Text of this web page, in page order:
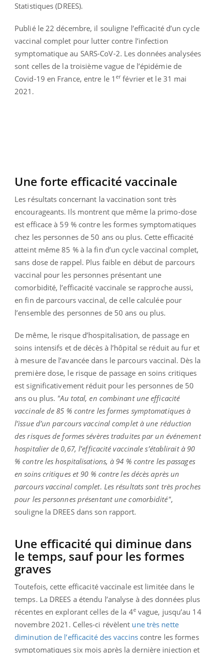
Statistiques (DREES).
Publié le 22 décembre, il souligne l’efficacité d’un cycle
vaccinal complet pour lutter contre l’infection
symptomatique au SARS-CoV-2. Les données analysées
sont celles de la troisième vague de l’épidémie de
Covid-19 en France, entre le 1erfévrier et le 31 mai
2021.
Une forte efficacité vaccinale
Les résultats concernant la vaccination sont très
encourageants. Ils montrent que même la primo-dose
est efficace à 59 % contre les formes symptomatiques
chez les personnes de 50 ans ou plus. Cette efficacité
atteint même 85 % à la fin d’un cycle vaccinal complet,
sans dose de rappel. Plus faible en début de parcours
vaccinal pour les personnes présentant une
comorbidité, l’efficacité vaccinale se rapproche aussi,
en fin de parcours vaccinal, de celle calculée pour
l’ensemble des personnes de 50 ans ou plus.
De même, le risque d’hospitalisation, de passage en
soins intensifs et de décès à l’hôpital se réduit au fur et
à mesure de l’avancée dans le parcours vaccinal. Dès la
première dose, le risque de passage en soins critiques
est significativement réduit pour les personnes de 50
ans ou plus. "Au total, en combinant une efficacité
vaccinale de 85 % contre les formes symptomatiques à
l’issue d’un parcours vaccinal complet à une réduction
des risques de formes sévères traduites par un événement
hospitalier de 0,67, l’efficacité vaccinale s’établirait à 90
% contre les hospitalisations, à 94 % contre les passages
en soins critiques et 90 % contre les décès après un
parcours vaccinal complet. Les résultats sont très proches
pour les personnes présentant une comorbidité",
souligne la DREES dans son rapport.
Une efficacité qui diminue dans
le temps, sauf pour les formes
graves
Toutefois, cette efficacité vaccinale est limitée dans le
temps. La DREES a étendu l’analyse à des données plus
récentes en explorant celles de la 4evague, jusqu’au 14
novembre 2021. Celles-ci révèlent une très nette
diminution de l’efficacité des vaccinscontre les formes
symptomatiques six mois après la dernière injection et